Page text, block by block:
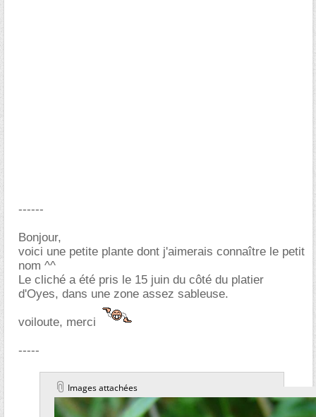
------
Bonjour,
voici une petite plante dont j'aimerais connaître le petit
nom ^^
Le cliché a été pris le 15 juin du côté du platier
d'Oyes, dans une zone assez sableuse.
voiloute, merci
-----
Images attachées